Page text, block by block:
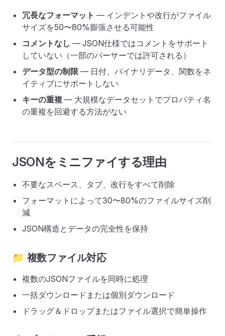
冗長なフォーマット — インデントや改行がファイル
サイズを50〜80%膨張させる可能性
コメントなし — JSON仕様ではコメントをサポート
していない（一部のパーサーでは許可される）
データ型の制限 — 日付、バイナリデータ、関数をネ
イティブにサポートしない
キーの重複 — 大規模なデータセットでプロパティ名
の重複を回避する方法がない
JSONをミニファイする理由
不要なスペース、タブ、改行をすべて削除
フォーマットによって30〜80%のファイルサイズ削
減
JSON構造とデータの完全性を保持
📁 複数ファイル対応
複数のJSONファイルを同時に処理
一括ダウンロードまたは個別ダウンロード
ドラッグ＆ドロップまたはファイル選択で簡単操作